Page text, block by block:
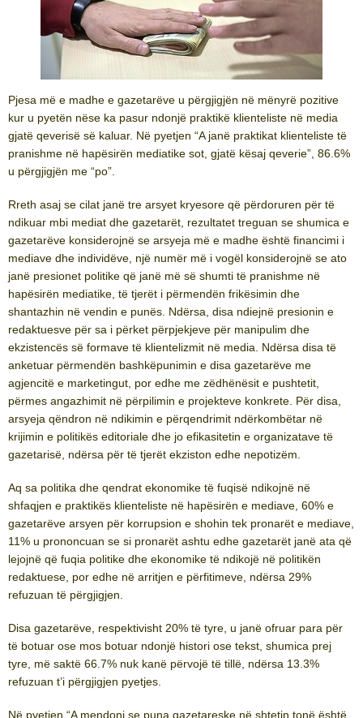
Pjesa më e madhe e gazetarëve u përgjigjën në mënyrë pozitive
kur u pyetën nëse ka pasur ndonjë praktikë klienteliste në media
gjatë qeverisë së kaluar. Në pyetjen “A janë praktikat klienteliste të
pranishme në hapësirën mediatike sot, gjatë kësaj qeverie”, 86.6%
u përgjigjën me “po”.
Rreth asaj se cilat janë tre arsyet kryesore që përdoruren për të
ndikuar mbi mediat dhe gazetarët, rezultatet treguan se shumica e
gazetarëve konsiderojnë se arsyeja më e madhe është financimi i
mediave dhe individëve, një numër më i vogël konsiderojnë se ato
janë presionet politike që janë më së shumti të pranishme në
hapësirën mediatike, të tjerët i përmendën frikësimin dhe
shantazhin në vendin e punës. Ndërsa, disa ndiejnë presionin e
redaktuesve për sa i përket përpjekjeve për manipulim dhe
ekzistencës së formave të klientelizmit në media. Ndërsa disa të
anketuar përmendën bashkëpunimin e disa gazetarëve me
agjencitë e marketingut, por edhe me zëdhënësit e pushtetit,
përmes angazhimit në përpilimin e projekteve konkrete. Për disa,
arsyeja qëndron në ndikimin e përqendrimit ndërkombëtar në
krijimin e politikës editoriale dhe jo efikasitetin e organizatave të
gazetarisë, ndërsa për të tjerët ekziston edhe nepotizëm.
Aq sa politika dhe qendrat ekonomike të fuqisë ndikojnë në
shfaqjen e praktikës klienteliste në hapësirën e mediave, 60% e
gazetarëve arsyen për korrupsion e shohin tek pronarët e mediave,
11% u prononcuan se si pronarët ashtu edhe gazetarët janë ata që
lejojnë që fuqia politike dhe ekonomike të ndikojë në politikën
redaktuese, por edhe në arritjen e përfitimeve, ndërsa 29%
refuzuan të përgjigjen.
Disa gazetarëve, respektivisht 20% të tyre, u janë ofruar para për
të botuar ose mos botuar ndonjë histori ose tekst, shumica prej
tyre, më saktë 66.7% nuk kanë përvojë të tillë, ndërsa 13.3%
refuzuan t’i përgjigjen pyetjes.
Në pyetjen “A mendoni se puna gazetareske në shtetin tonë është